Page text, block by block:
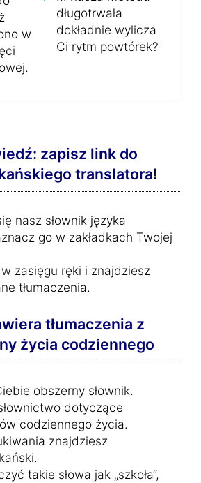
w
długotrwała
dokładnie wylicza
Ci rytm powtórek?
zapisz link do
translatora!
nasz słownik języka
go w zakładkach Twojej
zasięgu ręki i znajdziesz
tłumaczenia.
tłumaczenia z
życia codziennego
obszerny słownik.
dotyczące
codziennego życia.
znajdziesz
takie słowa jak „szkoła“,